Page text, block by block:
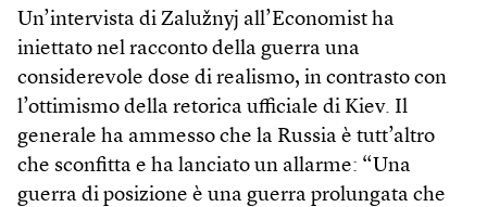
Un’intervista di Zalužnyj all’Economist ha
iniettato nel racconto della guerra una
considerevole dose di realismo, in contrasto con
l’ottimismo della retorica ufficiale di Kiev. Il
generale ha ammesso che la Russia è tutt’altro
che sconfitta e ha lanciato un allarme: “Una
guerra di posizione è una guerra prolungata che